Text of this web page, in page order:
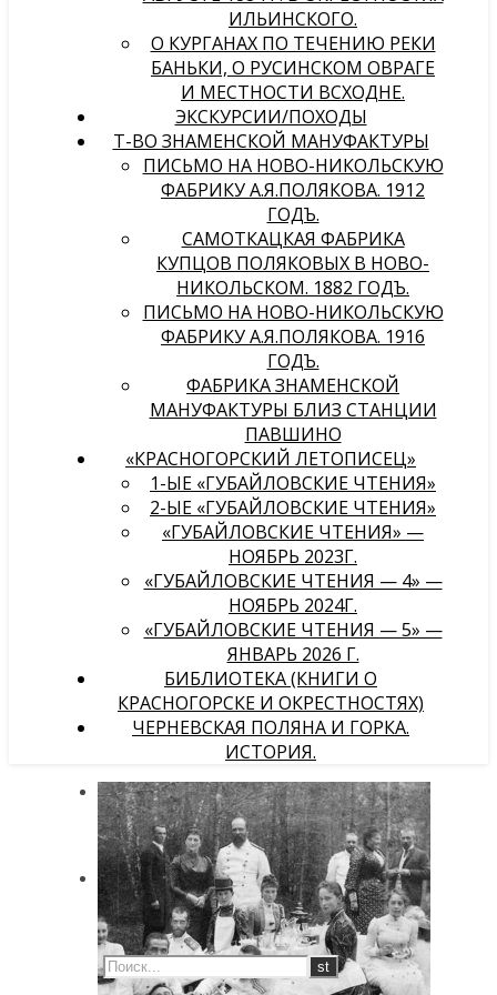
ИЛЬИНСКОГО.
О КУРГАНАХ ПО ТЕЧЕНИЮ РЕКИ
БАНЬКИ, О РУСИНСКОМ ОВРАГЕ
И МЕСТНОСТИ ВСХОДНЕ.
ЭКСКУРСИИ/ПОХОДЫ
Т-ВО ЗНАМЕНСКОЙ МАНУФАКТУРЫ
ПИСЬМО НА НОВО-НИКОЛЬСКУЮ
ФАБРИКУ А.Я.ПОЛЯКОВА. 1912
ГОДЪ.
САМОТКАЦКАЯ ФАБРИКА
КУПЦОВ ПОЛЯКОВЫХ В НОВО-
НИКОЛЬСКОМ. 1882 ГОДЪ.
ПИСЬМО НА НОВО-НИКОЛЬСКУЮ
ФАБРИКУ А.Я.ПОЛЯКОВА. 1916
ГОДЪ.
ФАБРИКА ЗНАМЕНСКОЙ
МАНУФАКТУРЫ БЛИЗ СТАНЦИИ
ПАВШИНО
«КРАСНОГОРСКИЙ ЛЕТОПИСЕЦ»
1-ЫЕ «ГУБАЙЛОВСКИЕ ЧТЕНИЯ»
2-ЫЕ «ГУБАЙЛОВСКИЕ ЧТЕНИЯ»
«ГУБАЙЛОВСКИЕ ЧТЕНИЯ» —
НОЯБРЬ 2023Г.
«ГУБАЙЛОВСКИЕ ЧТЕНИЯ — 4» —
НОЯБРЬ 2024Г.
«ГУБАЙЛОВСКИЕ ЧТЕНИЯ — 5» —
ЯНВАРЬ 2026 Г.
БИБЛИОТЕКА (КНИГИ О
КРАСНОГОРСКЕ И ОКРЕСТНОСТЯХ)
ЧЕРНЕВСКАЯ ПОЛЯНА И ГОРКА.
ИСТОРИЯ.